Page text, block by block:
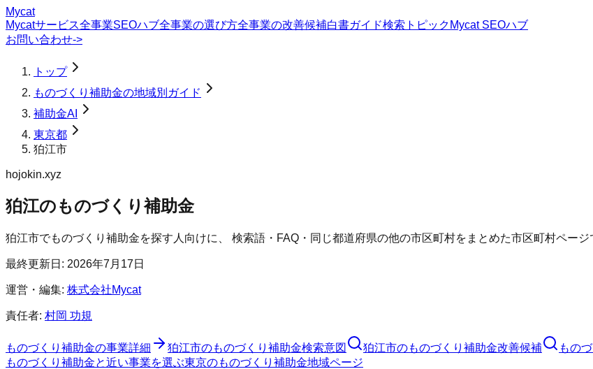
Mycat
Mycatサービス全事業SEOハブ全事業の選び方全事業の改善候補白書ガイド検索トピック Mycat SEOハブ
お問い合わせ->
トップ
ものづくり補助金の地域別ガイド
補助金AI
東京都
狛江市
hojokin.xyz
狛江のものづくり補助金
狛江市でものづくり補助金を探す人向けに、 検索語・FAQ・同じ都道府県の他の市区町村をまとめた市区町村ページ
最終更新日: 2026年7月17日
運営・編集: 株式会社Mycat
責任者: 村岡 功規
ものづくり補助金の事業詳細 狛江市のものづくり補助金検索意図 狛江市のものづくり補助金改善候補 もの
ものづくり補助金と近い事業を選ぶ東京のものづくり補助金地域ページ